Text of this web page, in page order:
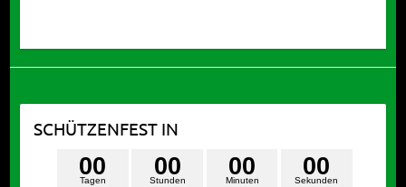
SCHÜTZENFEST IN
Tagen
00
Stunden
00
Minuten
00
Sekunden
00